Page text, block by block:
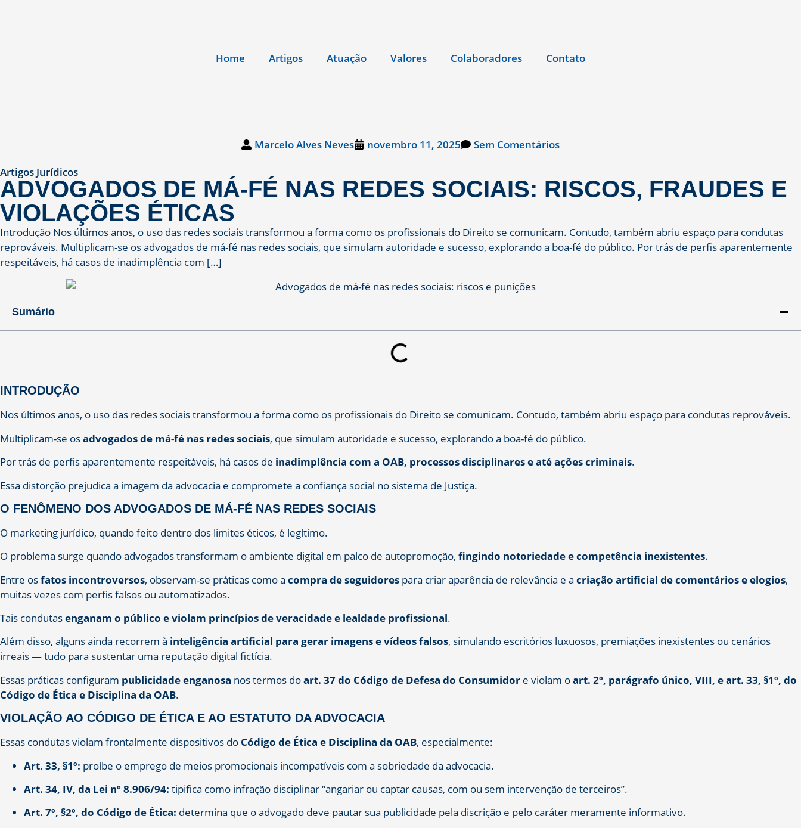
Home Artigos Atuação Valores Colaboradores Contato
Marcelo Alves Neves novembro 11, 2025
Sem Comentários
Artigos Jurídicos
ADVOGADOS DE MÁ-FÉ NAS REDES SOCIAIS: RISCOS, FRAUDES E
VIOLAÇÕES ÉTICAS
Introdução Nos últimos anos, o uso das redes sociais transformou a forma como os profissionais do Direito se comunicam. Contudo, também abriu espaço para condutas
reprováveis. Multiplicam-se os advogados de má-fé nas redes sociais, que simulam autoridade e sucesso, explorando a boa-fé do público. Por trás de perfis aparentemente
respeitáveis, há casos de inadimplência com […]
Sumário
INTRODUÇÃO
Nos últimos anos, o uso das redes sociais transformou a forma como os profissionais do Direito se comunicam. Contudo, também abriu espaço para condutas reprováveis.
Multiplicam-se osadvogados de má-fé nas redes sociais, que simulam autoridade e sucesso, explorando a boa-fé do público.
Por trás de perfis aparentemente respeitáveis, há casos de inadimplência com a OAB, processos disciplinares e até ações criminais.
Essa distorção prejudica a imagem da advocacia e compromete a confiança social no sistema de Justiça.
O FENÔMENO DOS ADVOGADOS DE MÁ-FÉ NAS REDES SOCIAIS
O marketing jurídico, quando feito dentro dos limites éticos, é legítimo.
O problema surge quando advogados transformam o ambiente digital em palco de autopromoção, fingindo notoriedade e competência inexistentes.
Entre osfatos incontroversos, observam-se práticas como a compra de seguidores para criar aparência de relevância e a criação artificial de comentários e elogios,
muitas vezes com perfis falsos ou automatizados.
Tais condutasenganam o público e violam princípios de veracidade e lealdade profissional.
Além disso, alguns ainda recorrem à inteligência artificial para gerar imagens e vídeos falsos, simulando escritórios luxuosos, premiações inexistentes ou cenários
irreais — tudo para sustentar uma reputação digital fictícia.
Essas práticas configuram publicidade enganosa nos termos doart. 37 do Código de Defesa do Consumidor e violam oart. 2º, parágrafo único, VIII, e art. 33, §1º, do
Código de Ética e Disciplina da OAB.
VIOLAÇÃO AO CÓDIGO DE ÉTICA E AO ESTATUTO DA ADVOCACIA
Essas condutas violam frontalmente dispositivos do Código de Ética e Disciplina da OAB, especialmente:
Art. 33, §1º: proíbe o emprego de meios promocionais incompatíveis com a sobriedade da advocacia.
Art. 34, IV, da Lei nº 8.906/94: tipifica como infração disciplinar “angariar ou captar causas, com ou sem intervenção de terceiros”.
Art. 7º, §2º, do Código de Ética: determina que o advogado deve pautar sua publicidade pela discrição e pelo caráter meramente informativo.